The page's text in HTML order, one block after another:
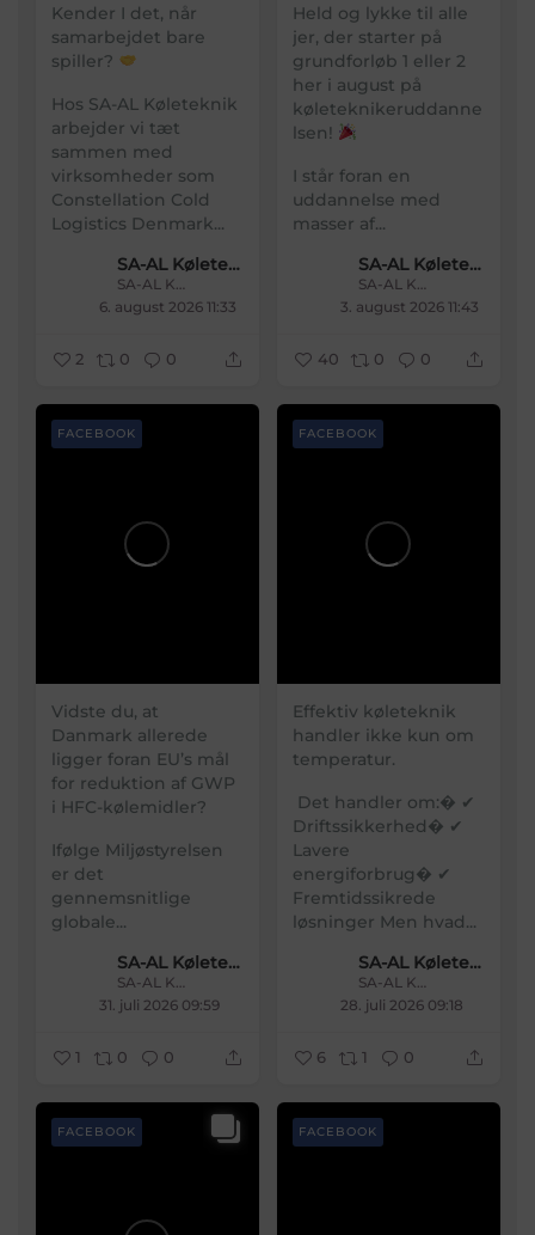
Kender I det, når
samarbejdet bare
spiller?
Hos SA-AL Køleteknik
arbejder vi tæt
sammen med
virksomheder som
Constellation Cold
Logistics Denmark...
SA-AL Køleteknik
SA-AL Køleteknik
6. august 2026 11:33
2 0 0
Held og lykke til alle
jer, der starter på
grundforløb 1 eller 2
her i august på
køleteknikeruddanne
lsen!
I står foran en
uddannelse med
masser af...
SA-AL Køleteknik
SA-AL Køleteknik
3. august 2026 11:43
40 0 0
Vidste du, at
Danmark allerede
ligger foran EU’s mål
for reduktion af GWP
i HFC-kølemidler?
Ifølge Miljøstyrelsen
er det
gennemsnitlige
globale...
SA-AL Køleteknik
SA-AL Køleteknik
31. juli 2026 09:59
FACEBOOK
1 0 0
Effektiv køleteknik
handler ikke kun om
temperatur.
Det handler om:� ✔
Driftssikkerhed� ✔
Lavere
energiforbrug� ✔
Fremtidssikrede
løsninger Men hvad...
SA-AL Køleteknik
SA-AL Køleteknik
28. juli 2026 09:18
FACEBOOK
6 1 0
FACEBOOK FACEBOOK